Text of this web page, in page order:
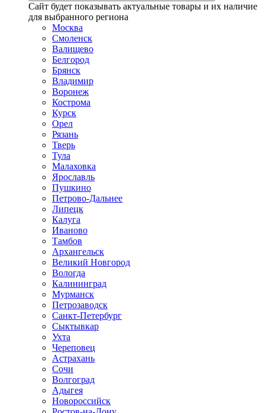
Сайт будет показывать актуальные товары и их наличие
для выбранного региона
Москва
Смоленск
Валищево
Белгород
Брянск
Владимир
Воронеж
Кострома
Курск
Орел
Рязань
Тверь
Тула
Малаховка
Ярославль
Пушкино
Петрово-Дальнее
Липецк
Калуга
Иваново
Тамбов
Архангельск
Великий Новгород
Вологда
Калининград
Мурманск
Петрозаводск
Санкт-Петербург
Сыктывкар
Ухта
Череповец
Астрахань
Сочи
Волгоград
Адыгея
Новороссийск